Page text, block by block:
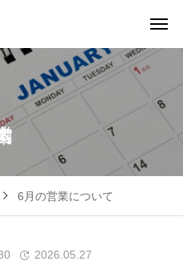
6月の営業について
2026.05.27